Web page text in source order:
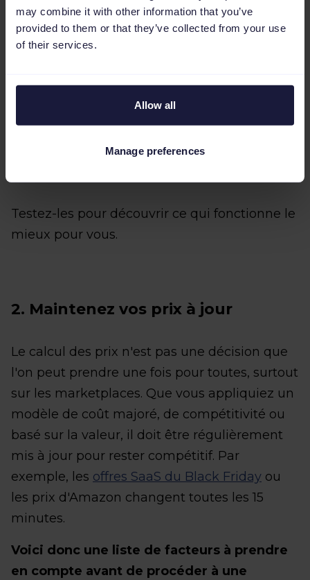
may combine it with other information that you’ve
provided to them or that they’ve collected from your use
of their services.
Allow all
Manage preferences
professionnels ?
Comparez les
services de logistique et
sélectionnée jouit-elle d'une
Testez-les pour découvrir ce qui fonctionne le
mieux pour vous.
2. Maintenez vos prix à jour
Le calcul des prix n'est pas une décision que
l'on peut prendre une fois pour toutes, surtout
sur les marketplaces. Que vous appliquiez un
modèle de coût majoré, de compétitivité ou
basé sur la valeur, il doit être régulièrement
mis à jour pour rester compétitif. Par
exemple, les offres SaaS du Black Friday ou
les prix d'Amazon changent toutes les 15
minutes.
Voici donc une liste de facteurs à prendre
en compte avant de procéder à une